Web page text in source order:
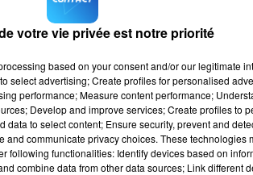
7h00 - 12h00
DU WEEK-END
votre vie privée est notre priorité
based on your consent and/or our legitimate
select advertising; Create profiles for personalised
performance; Measure content performance;
Develop and improve services; Create profiles to
to select content; Ensure security, prevent and
and communicate privacy choices. These technologies
following functionalities: Identify devices based on
combine data from other data sources; Link different